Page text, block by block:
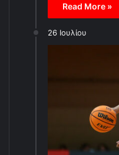
Read More »
26 Ιουλίου